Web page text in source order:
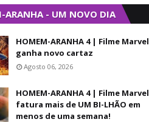
ARANHA - UM NOVO DIA
HOMEM-ARANHA 4 | Filme Marvel
ganha novo cartaz
Agosto 06, 2026
HOMEM-ARANHA 4 | Filme Marvel
fatura mais de UM BI-LHÃO em
menos de uma semana!